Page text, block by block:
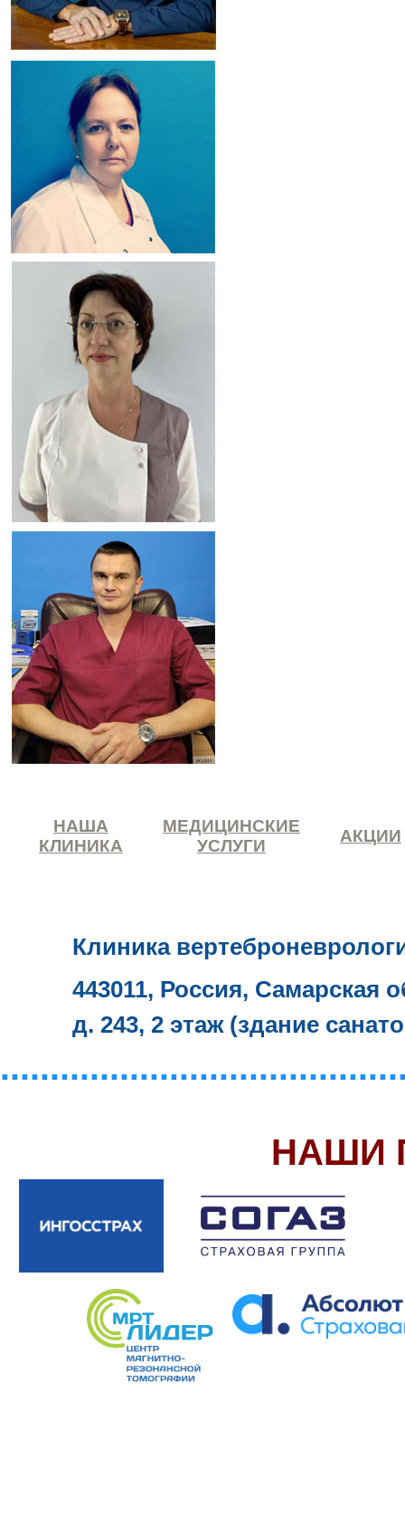
НАША
КЛИНИКА
МЕДИЦИНСКИЕ
УСЛУГИ
АКЦИИ
Клиника
443011, Россия, Самарская
д. 243, 2 этаж (здание
НАШИ